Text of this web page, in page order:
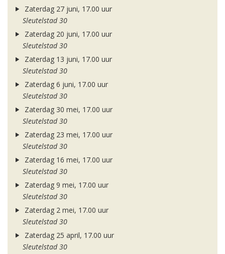
Zaterdag 27 juni, 17.00 uur
Sleutelstad 30
Zaterdag 20 juni, 17.00 uur
Sleutelstad 30
Zaterdag 13 juni, 17.00 uur
Sleutelstad 30
Zaterdag 6 juni, 17.00 uur
Sleutelstad 30
Zaterdag 30 mei, 17.00 uur
Sleutelstad 30
Zaterdag 23 mei, 17.00 uur
Sleutelstad 30
Zaterdag 16 mei, 17.00 uur
Sleutelstad 30
Zaterdag 9 mei, 17.00 uur
Sleutelstad 30
Zaterdag 2 mei, 17.00 uur
Sleutelstad 30
Zaterdag 25 april, 17.00 uur
Sleutelstad 30